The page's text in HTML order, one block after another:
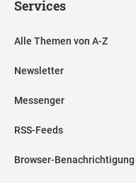
Services
Alle Themen von A-Z
Newsletter
Messenger
RSS-Feeds
Browser-Benachrichtigung